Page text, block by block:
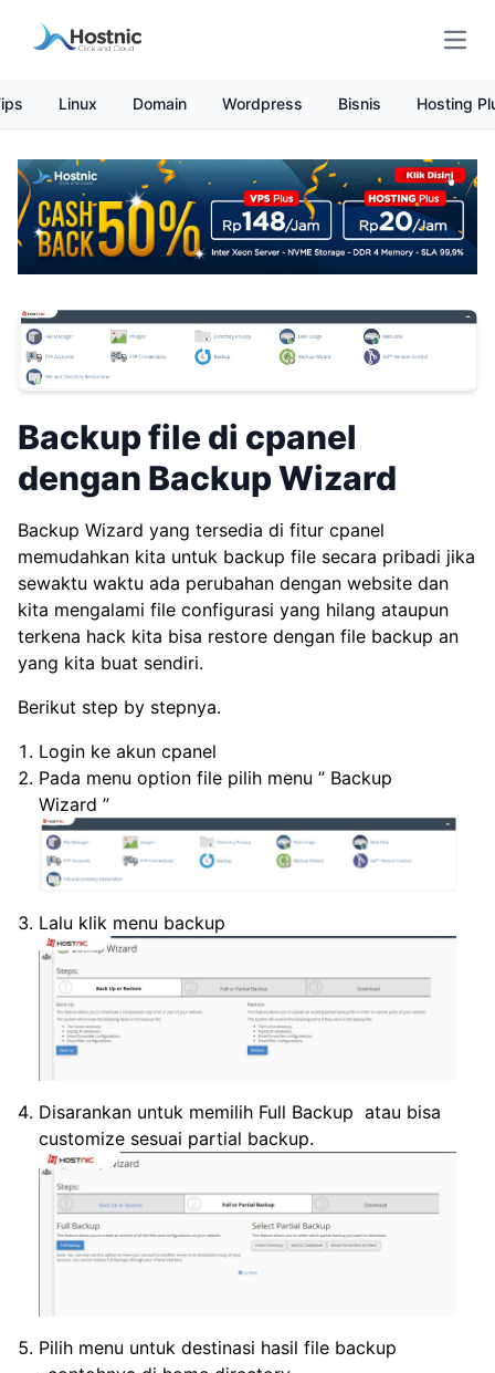
Linux Domain Wordpress Bisnis Hosting
Backup file di cpanel
dengan Backup Wizard
Backup Wizard yang tersedia di fitur cpanel
memudahkan kita untuk backup file secara pribadi jika
sewaktu waktu ada perubahan dengan website dan
kita mengalami file configurasi yang hilang ataupun
terkena hack kita bisa restore dengan file backup an
yang kita buat sendiri.
Berikut step by stepnya.
Login ke akun cpanel
Pada menu option file pilih menu ” Backup
Wizard ”
Lalu klik menu backup
Disarankan untuk memilih Full Backup atau bisa
customize sesuai partial backup.
Pilih menu untuk destinasi hasil file backup